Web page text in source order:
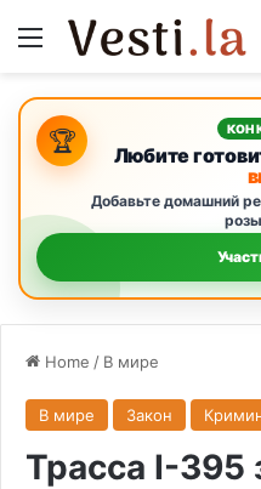
Menu
🏆 Любите
Добавьте домашний
Home / В мире
В мире Закон
Трасса I-395